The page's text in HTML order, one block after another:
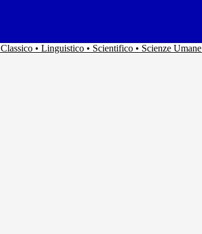
Classico • Linguistico • Scientifico • Scienze Umane